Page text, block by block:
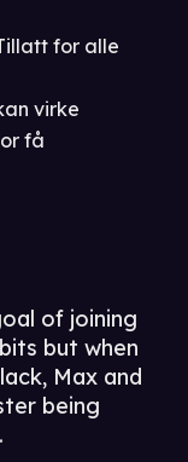
for alle
virke
få
of joining
but when
Max and
being